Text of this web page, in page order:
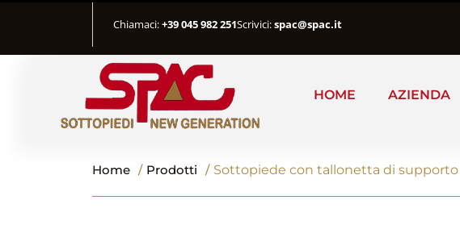
Chiamaci:+39 045 982 251Scrivici:spac@spac.it
HOME AZIENDA
Home / Prodotti / Sottopiede con tallonetta di supporto